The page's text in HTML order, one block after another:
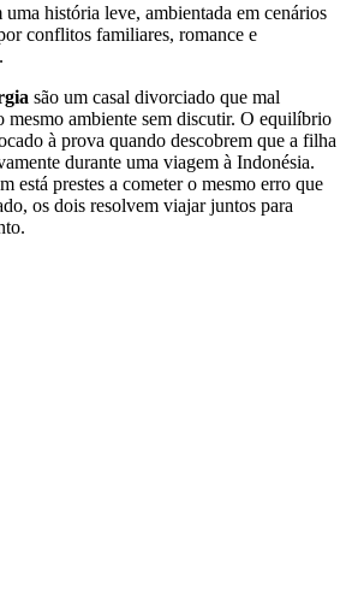
história leve, ambientada em cenários
conflitos familiares, romance e
são um casal divorciado que mal
mesmo ambiente sem discutir. O equilíbrio
à prova quando descobrem que a filha
durante uma viagem à Indonésia.
está prestes a cometer o mesmo erro que
os dois resolvem viajar juntos para